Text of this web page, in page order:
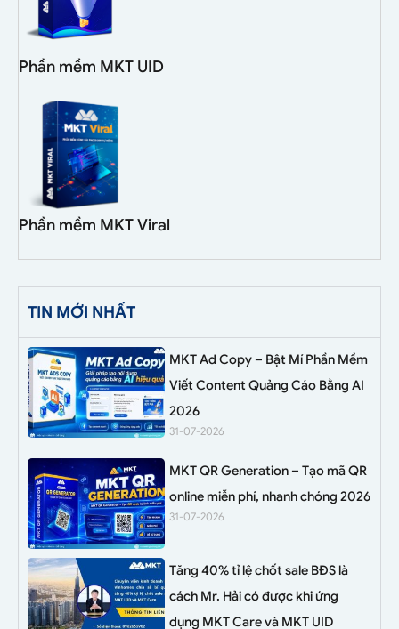
Phần mềm MKT UID
Phần mềm MKT Viral
TIN MỚI NHẤT
MKT Ad Copy – Bật Mí Phần Mềm
Viết Content Quảng Cáo Bằng AI
2026
31-07-2026
MKT QR Generation – Tạo mã QR
online miễn phí, nhanh chóng 2026
31-07-2026
Tăng 40% tỉ lệ chốt sale BĐS là
cách Mr. Hải có được khi ứng
dụng MKT Care và MKT UID